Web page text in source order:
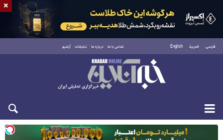
فارسی العربية English تماس با ما درباره ما تبلیغات آرشیو
دوشنبه ۱۹ مرداد ۱۴۰۵
×